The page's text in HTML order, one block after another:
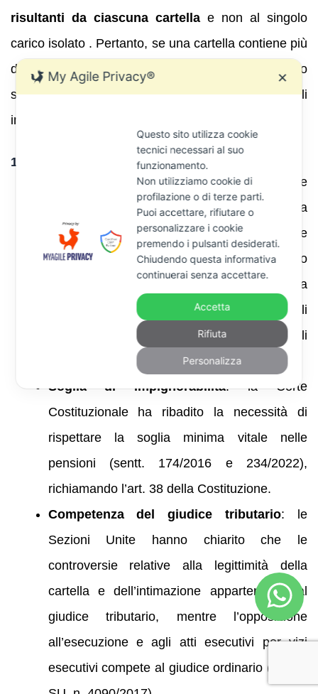
risultanti da ciascuna cartella e non al singolo
carico isolato . Pertanto, se una cartella contiene più
debiti di natura omogenea (es. solo tributi erariali o
solo contributi previdenziali), bisogna sommarne gli
importi per verificare il superamento della soglia.
1.4.4 Ulteriore giurisprudenza rilevante
Pignoramento e opposizione: diverse
sentenze riconoscono al contribuente la
possibilità di proporre opposizione
all’esecuzione (art. 615 c.p.c.) quando
contesta l’inesistenza del titolo o la
prescrizione del credito, e opposizione agli
atti esecutivi (art. 617 c.p.c.) per vizi formali
Soglia di impignorabilità: la Corte
Costituzionale ha ribadito la necessità di
rispettare la soglia minima vitale nelle
pensioni (sentt. 174/2016 e 234/2022),
richiamando l’art. 38 della Costituzione.
Competenza del giudice tributario: le
Sezioni Unite hanno chiarito che le
controversie relative alla legittimità della
cartella e dell’intimazione appartengono al
giudice tributario, mentre l’opposizione
all’esecuzione e agli atti esecutivi per vizi
esecutivi compete al giudice ordinario (Cass.,
My Agile Privacy® ✕
Questo sito utilizza cookie
tecnici necessari al suo
funzionamento.
Non utilizziamo cookie di
profilazione o di terze parti.
Puoi accettare, rifiutare o
personalizzare i cookie
premendo i pulsanti desiderati.
Chiudendo questa informativa
continuerai senza accettare.
Accetta
Rifiuta
Personalizza